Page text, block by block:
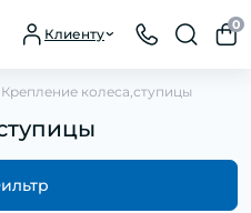
Клиенту
0
Крепление колеса,ступицы